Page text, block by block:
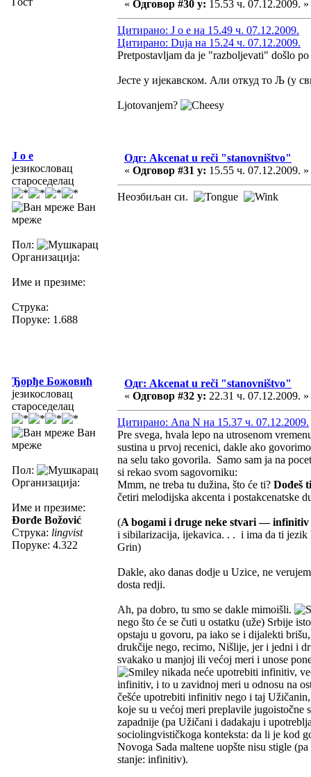
« Одговор #30 у: 15.53 ч. 07.12.2009. »
Цитирано: J o e на 15.49 ч. 07.12.2009.
Цитирано: Duja на 15.24 ч. 07.12.2009.
Pretpostavljam da je "razboljevati" došlo
Јесте у ијекавском. Али откуд то Љ (у
Ljotovanjem?
J o e
језикословац
староседелац
Ван
мреже
Пол:
Организација:
Име и презиме:
Струка:
Поруке: 1.688
Одг: Akcenat u reči "stanovništvo"
« Одговор #31 у: 15.55 ч. 07.12.2009. »
Неозбиљан си.
Ђорђе Божовић
језикословац
староседелац
Ван
мреже
Пол:
Организација:
Име и презиме:
Đorđe Božović
Струка: lingvist
Поруке: 4.322
Одг: Akcenat u reči "stanovništvo"
« Одговор #32 у: 22.31 ч. 07.12.2009. »
Цитирано: Ana N на 15.37 ч. 07.12.2009.
Pre svega, hvala lepo na utrosenom
sustina u prvoj recenici, dakle ako
na selu tako govorila. Samo sam ja na
si rekao svom sagovorniku:
Mmm, ne treba tu dužina, što će ti? Dođeš
četiri melodijska akcenta i postakcenatske
(A bogami i druge neke stvari — infinitiv
i sibilarizacija, ijekavica. . . i ima da ti
Grin)
Dakle, ako danas dodje u Uzice, ne
dosta redji.
Ah, pa dobro, tu smo se dakle mimoišli.
nego što će se čuti u ostatku (uže) Srbije
opstaju u govoru, pa iako se i dijalekti
drukčije nego, recimo, Nišlije, jer i jedni i
svakako u manjoj ili većoj meri i unose
nikada neće upotrebiti infinitiv,
infinitiv, i to u zavidnoj meri u odnosu na
češće upotrebiti infinitiv nego i taj
koje su u većoj meri preplavile jugoistočne
zapadnije (pa Užičani i dadakaju i
sociolingvističkoga konteksta: da li je kod
Novoga Sada maltene uopšte nisu stigle
stanje: infinitiv).